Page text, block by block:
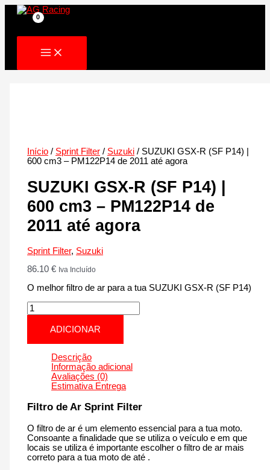
Skip
Início / Sprint Filter / Suzuki / SUZUKI GSX-R (SF P14) |
600 cm3 – PM122P14 de 2011 até agora
SUZUKI GSX-R (SF P14) |
600 cm3 – PM122P14 de
2011 até agora
Sprint Filter, Suzuki
86.10€ Iva Incluído
O melhor filtro de ar para a tua SUZUKI GSX-R (SF P14)
Quantidade
de
SUZUKI
R
-
PM122P14
2011
até
agora
ADICIONAR
Descrição
Informação adicional
Avaliações (0)
Estimativa Entrega
Filtro de Ar Sprint Filter
O filtro de ar é um elemento essencial para a tua moto.
Consoante a finalidade que se utiliza o veículo e em que
locais se utiliza é importante escolher o filtro de ar mais
correto para a tua moto de até .